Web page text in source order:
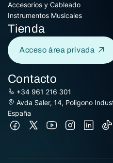
Accesorios y Cableado
Instrumentos Musicales
Tienda
Acceso área privada
Contacto
+34 961 216 301
Avda Saler, 14, Poligono
España